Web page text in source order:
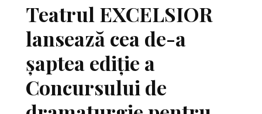
Teatrul EXCELSIOR
lansează cea de-a
șaptea ediție a
Concursului de